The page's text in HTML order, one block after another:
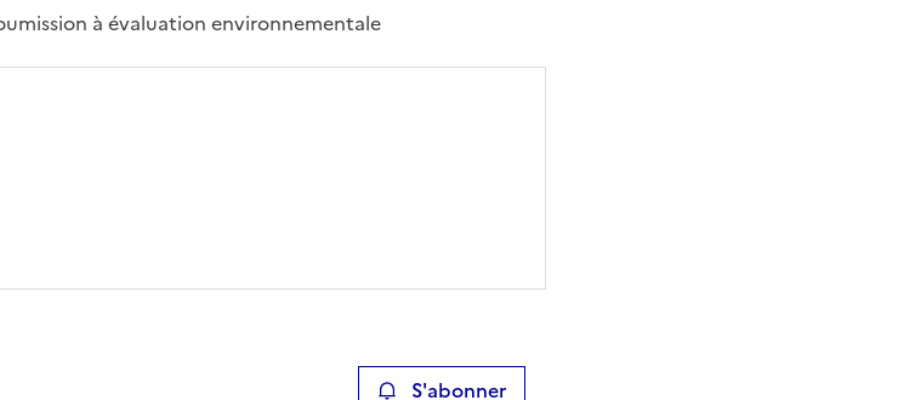
à évaluation environnementale
S'abonner